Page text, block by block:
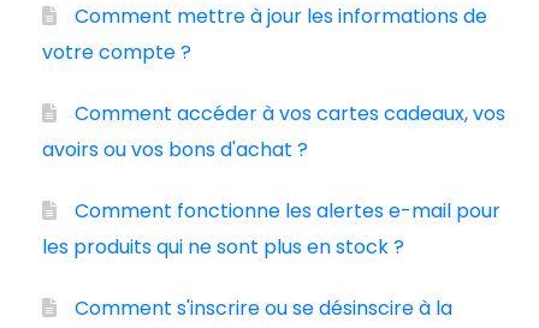
Comment mettre à jour les informations de
votre compte ?
Comment accéder à vos cartes cadeaux, vos
avoirs ou vos bons d'achat ?
Comment fonctionne les alertes e-mail pour
les produits qui ne sont plus en stock ?
Comment s'inscrire ou se désinscire à la